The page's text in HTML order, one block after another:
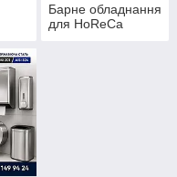
Барне обладнання
для HoReCa